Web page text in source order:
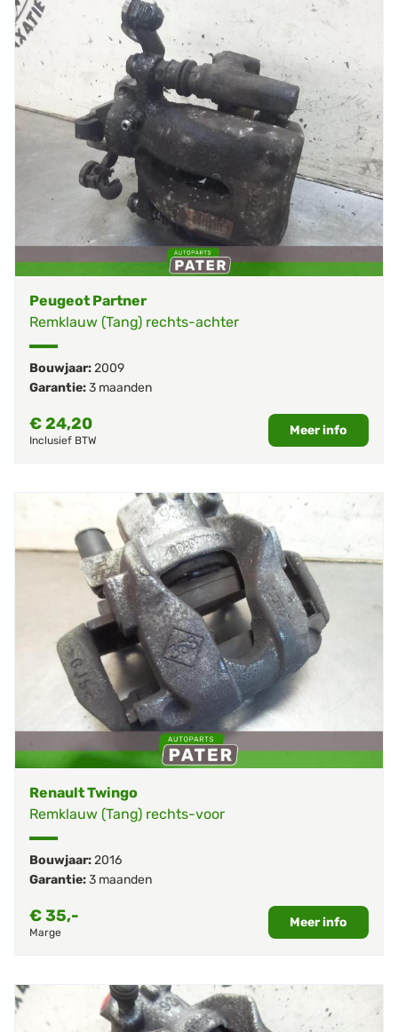
Peugeot Partner
Remklauw (Tang) rechts-achter
Bouwjaar:2009
Garantie:3 maanden
€24,20
Inclusief BTW
Meer info
Renault Twingo
Remklauw (Tang) rechts-voor
Bouwjaar:2016
Garantie:3 maanden
€35,-
Marge
Meer info